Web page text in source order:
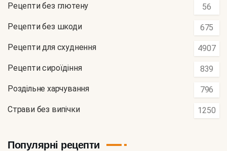
Рецепти без глютену 56
Рецепти без шкоди 675
Рецепти для схуднення 4907
Рецепти сироїдіння 839
Роздільне харчування 796
Страви без випічки 1250
Популярні рецепти